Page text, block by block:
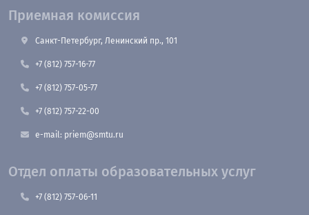
Приемная комиссия
Санкт-Петербург, Ленинский пр., 101
+7 (812) 757-16-77
+7 (812) 757-05-77
+7 (812) 757-22-00
e-mail: priem@smtu.ru
Отдел оплаты образовательных услуг
+7 (812) 757-06-11